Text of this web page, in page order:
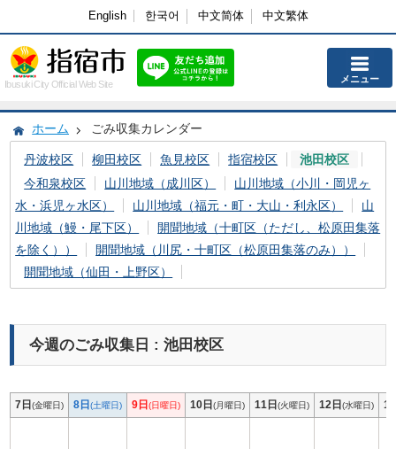
English 한국어 中文简体 中文繁体
Ibusuki City Official Web Site メニュー
ホーム ごみ収集カレンダー
丹波校区 柳田校区 魚見校区 指宿校区
池田校区
今和泉校区
山川地域（成川区）
山川地域（小川・岡児ヶ
水・浜児ヶ水区）
山川地域（福元・町・大山・利永区）
山
川地域（鰻・尾下区）
開聞地域（十町区（ただし、松原田集落
を除く））
開聞地域（川尻・十町区（松原田集落のみ））
開聞地域（仙田・上野区）
今週のごみ収集日 : 池田校区
7日(金曜日) 8日(土曜日) 9日(日曜日) 10日(月曜日) 11日(火曜日) 12日(水曜日)